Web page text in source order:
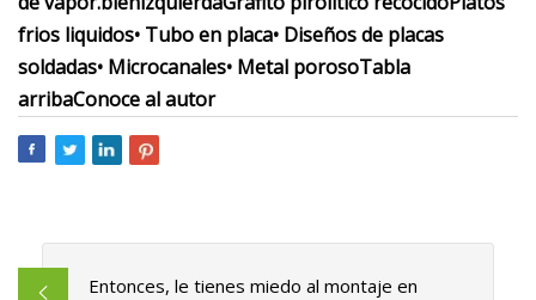
frios liquidos• Tubo en placa• Diseños de placas
soldadas• Microcanales• Metal porosoTabla
arribaConoce al autor
Entonces, le tienes miedo al montaje en